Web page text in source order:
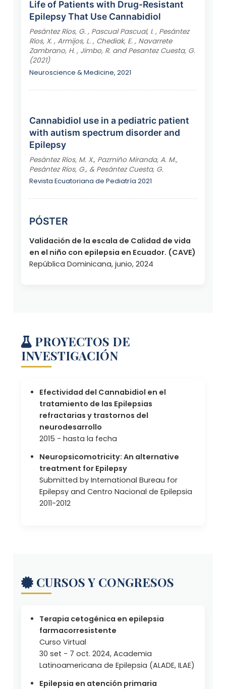
Life of Patients with Drug-Resistant
Epilepsy That Use Cannabidiol
Pesántez Ríos, G. , Pascual Pascual, I. , Pesántez
Ríos, X. , Armijos, L. , Chediak, E. , Navarrete
Zambrano, H. , Jimbo, R. and Pesantez Cuesta, G.
(2021)
Neuroscience & Medicine, 2021
Cannabidiol use in a pediatric patient
with autism spectrum disorder and
Epilepsy
Pesántez Ríos, M. X., Pazmiño Miranda, A. M.,
Pesántez Ríos, G., & Pesántez Cuesta, G.
Revista Ecuatoriana de Pediatría 2021
PÓSTER
Validación de la escala de Calidad de vida
en el niño con epilepsia en Ecuador. (CAVE)
República Dominicana, junio, 2024
PROYECTOS DE
INVESTIGACIÓN
Efectividad del Cannabidiol en el
tratamiento de las Epilepsias
refractarias y trastornos del
neurodesarrollo
2015 - hasta la fecha
Neuropsicomotricity: An alternative
treatment for Epilepsy
Submitted by International Bureau for
Epilepsy and Centro Nacional de Epilepsia
2011-2012
CURSOS Y CONGRESOS
Terapia cetogénica en epilepsia
farmacorresistente
Curso Virtual
30 set - 7 oct. 2024, Academia
Latinoamericana de Epilepsia (ALADE, ILAE)
Epilepsia en atención primaria